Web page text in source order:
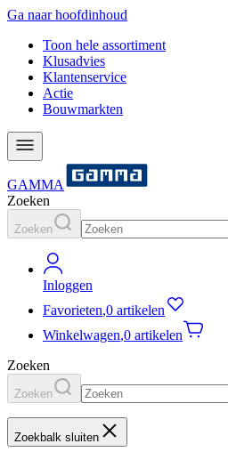
Ga naar hoofdinhoud
Toon hele assortiment
Klusadvies
Klantenservice
Actie
Bouwmarkten
GAMMA
Zoeken
Zoeken
Inloggen
Favorieten,0 artikelen
Winkelwagen,0 artikelen
Zoeken
Zoeken
Zoekbalk sluiten